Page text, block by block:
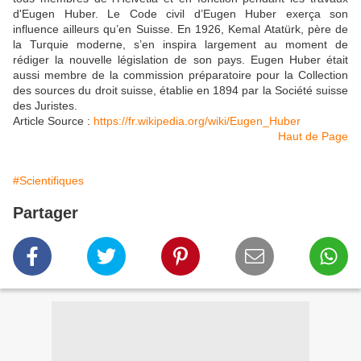
d'Eugen Huber. Le Code civil d’Eugen Huber exerça son
influence ailleurs qu’en Suisse. En 1926, Kemal Atatürk, père de
la Turquie moderne, s’en inspira largement au moment de
rédiger la nouvelle législation de son pays. Eugen Huber était
aussi membre de la commission préparatoire pour la Collection
des sources du droit suisse, établie en 1894 par la Société suisse
des Juristes.
Article Source : https://fr.wikipedia.org/wiki/Eugen_Huber
Haut de Page
#Scientifiques
Partager